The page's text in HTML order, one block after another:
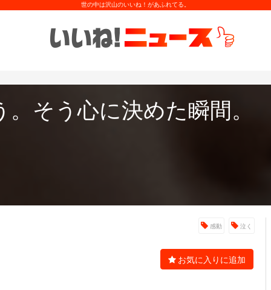
世の中は沢山のいいね！があふれてる。
そう心に決めた瞬間。
感動 泣く
お気に入りに追加